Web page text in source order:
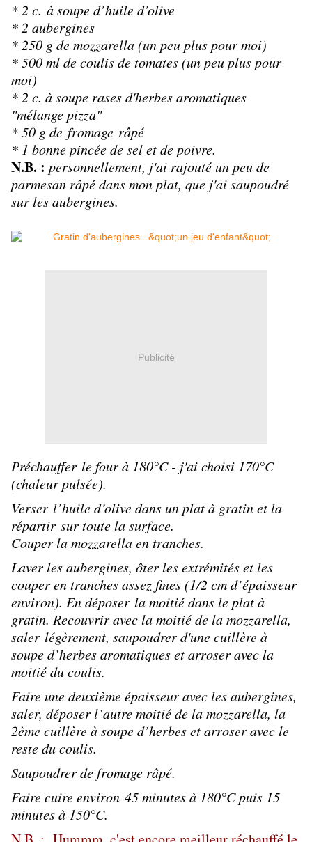
* 2 c. à soupe d’huile d’olive
* 2 aubergines
* 250 g de mozzarella (un peu plus pour moi)
* 500 ml de coulis de tomates (un peu plus pour
moi)
* 2 c. à soupe rases d'herbes aromatiques
"mélange pizza"
* 50 g de fromage râpé
* 1 bonne pincée de sel et de poivre.
N.B. : personnellement, j'ai rajouté un peu de
parmesan râpé dans mon plat, que j'ai saupoudré
sur les aubergines.
Publicité
Préchauffer le four à 180°C - j'ai choisi 170°C
(chaleur pulsée).
Verser l’huile d’olive dans un plat à gratin et la
répartir sur toute la surface.
Couper la mozzarella en tranches.
Laver les aubergines, ôter les extrémités et les
couper en tranches assez fines (1/2 cm d’épaisseur
environ). En déposer la moitié dans le plat à
gratin. Recouvrir avec la moitié de la mozzarella,
saler légèrement, saupoudrer d'une cuillère à
soupe d’herbes aromatiques et arroser avec la
moitié du coulis.
Faire une deuxième épaisseur avec les aubergines,
saler, déposer l’autre moitié de la mozzarella, la
2ème cuillère à soupe d’herbes et arroser avec le
reste du coulis.
Saupoudrer de fromage râpé.
Faire cuire environ 45 minutes à 180°C puis 15
minutes à 150°C.